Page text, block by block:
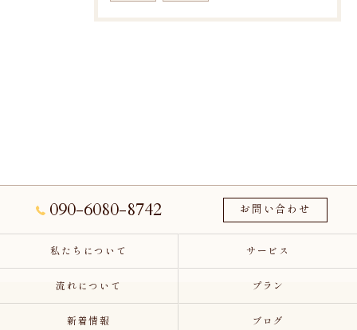
090-6080-8742 お問い合わせ
私たちについて サービス
流れについて プラン
新着情報 ブログ